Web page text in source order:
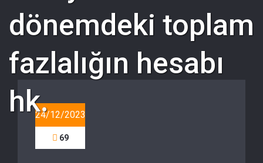
dönemdeki toplam
fazlalığın hesabı
hk.24/12/2023
69